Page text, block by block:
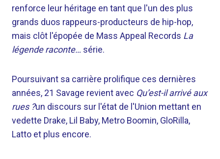
renforce leur héritage en tant que l'un des plus
grands duos rappeurs-producteurs de hip-hop,
mais clôt l'épopée de Mass Appeal Records La
légende raconte… série.
Poursuivant sa carrière prolifique ces dernières
années, 21 Savage revient avec Qu’est-il arrivé aux
rues ?un discours sur l'état de l'Union mettant en
vedette Drake, Lil Baby, Metro Boomin, GloRilla,
Latto et plus encore.